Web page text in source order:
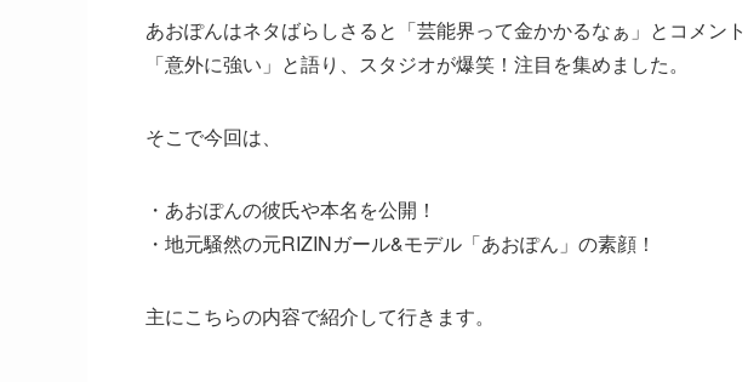
あおぽんはネタばらしさると「芸能界って金かかるなぁ」とコメン
「意外に強い」と語り、スタジオが爆笑！注目を集めました。
そこで今回は、
・あおぽんの彼氏や本名を公開！
・地元騒然の元RIZINガール&モデル「あおぽん」の素顔！
主にこちらの内容で紹介して行きます。